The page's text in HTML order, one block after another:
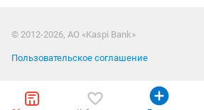
Объявления в Павлодаре
© 2012-2026, АО «Kaspi Bank»
Пользовательское соглашение